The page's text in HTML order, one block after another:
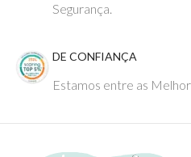
Segurança.
DE CONFIANÇA
Estamos entre as